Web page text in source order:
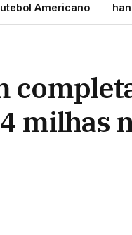
Americano
milhas